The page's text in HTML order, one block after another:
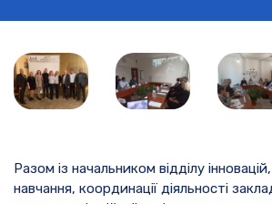
Разом із начальником відділу
навчання, координації діяльності